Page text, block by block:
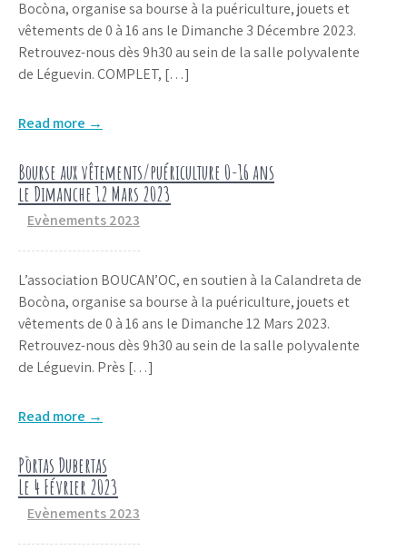
Bocòna, organise sa bourse à la puériculture, jouets et
vêtements de 0 à 16 ans le Dimanche 3 Décembre 2023.
Retrouvez-nous dès 9h30 au sein de la salle polyvalente
de Léguevin. COMPLET, […]
Read more →
Bourse aux vêtements/puériculture 0-16 ans
le Dimanche 12 Mars 2023
Evènements 2023
L’association BOUCAN’OC, en soutien à la Calandreta de
Bocòna, organise sa bourse à la puériculture, jouets et
vêtements de 0 à 16 ans le Dimanche 12 Mars 2023.
Retrouvez-nous dès 9h30 au sein de la salle polyvalente
de Léguevin. Près […]
Read more →
Pòrtas Dubertas
Le 4 Février 2023
Evènements 2023